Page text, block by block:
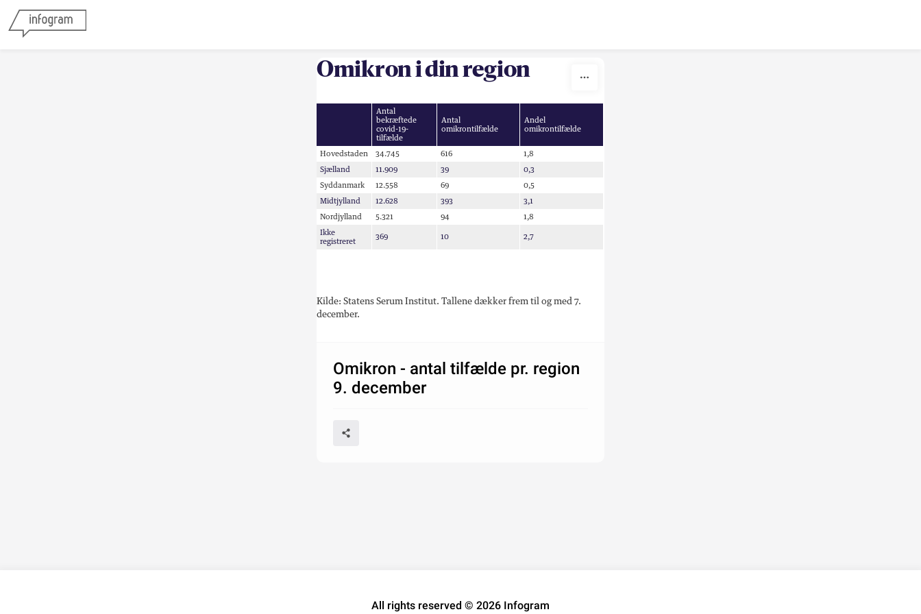
Omikron i din region
Antal
bekræftede
covid-19-
tilfælde
Antal
omikrontilfælde
Andel
omikrontilfælde
Hovedstaden 34.745 616 1,8
Sjælland 11.909 39 0,3
Syddanmark 12.558 69 0,5
Midtjylland 12.628 393 3,1
Nordjylland 5.321 94 1,8
Ikke
registreret
369 10 2,7
Kilde: Statens Serum Institut. Tallene dækker frem til og med 7.
december.
Omikron - antal tilfælde pr. region
9. december
All rights reserved © 2026 Infogram